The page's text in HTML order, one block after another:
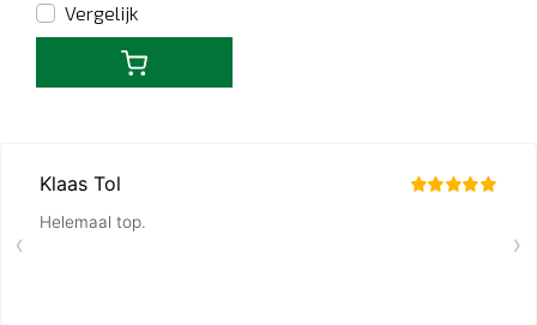
Vergelijk